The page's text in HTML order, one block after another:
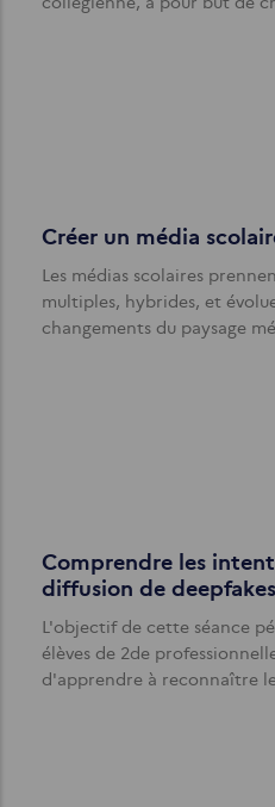
Créer un média
Les médias scolaires
multiples, hybrides, et
changements du paysage
Comprendre les
diffusion de deepfakes
L'objectif de cette séance
élèves de 2de
d'apprendre à reconnaître